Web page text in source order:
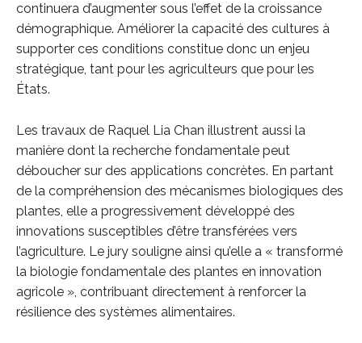
continuera d’augmenter sous l’effet de la croissance
démographique. Améliorer la capacité des cultures à
supporter ces conditions constitue donc un enjeu
stratégique, tant pour les agriculteurs que pour les
États.
Les travaux de Raquel Lia Chan illustrent aussi la
manière dont la recherche fondamentale peut
déboucher sur des applications concrètes. En partant
de la compréhension des mécanismes biologiques des
plantes, elle a progressivement développé des
innovations susceptibles d’être transférées vers
l’agriculture. Le jury souligne ainsi qu’elle a « transformé
la biologie fondamentale des plantes en innovation
agricole », contribuant directement à renforcer la
résilience des systèmes alimentaires.